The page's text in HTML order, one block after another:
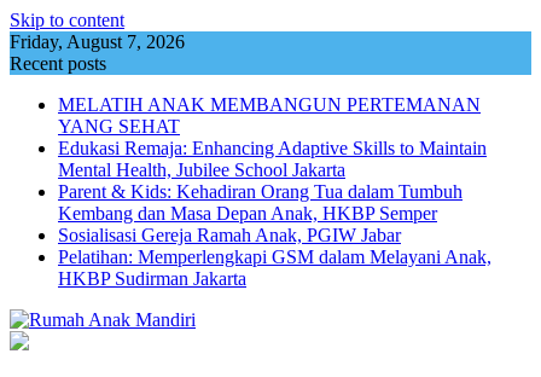
Skip to content
Friday, August 7, 2026
Recent posts
MELATIH ANAK MEMBANGUN PERTEMANAN
YANG SEHAT
Edukasi Remaja: Enhancing Adaptive Skills to Maintain
Mental Health, Jubilee School Jakarta
Parent & Kids: Kehadiran Orang Tua dalam Tumbuh
Kembang dan Masa Depan Anak, HKBP Semper
Sosialisasi Gereja Ramah Anak, PGIW Jabar
Pelatihan: Memperlengkapi GSM dalam Melayani Anak,
HKBP Sudirman Jakarta